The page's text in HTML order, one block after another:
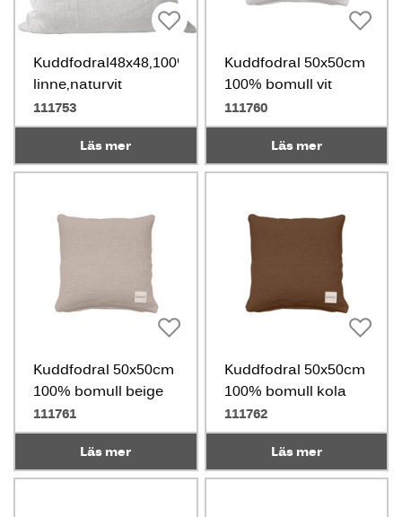
Kuddfodral48x48,100%
linne,naturvit
111753
Läs mer
Kuddfodral 50x50cm
100% bomull vit
111760
Läs mer
Kuddfodral 50x50cm
100% bomull beige
111761
Läs mer
Kuddfodral 50x50cm
100% bomull kola
111762
Läs mer